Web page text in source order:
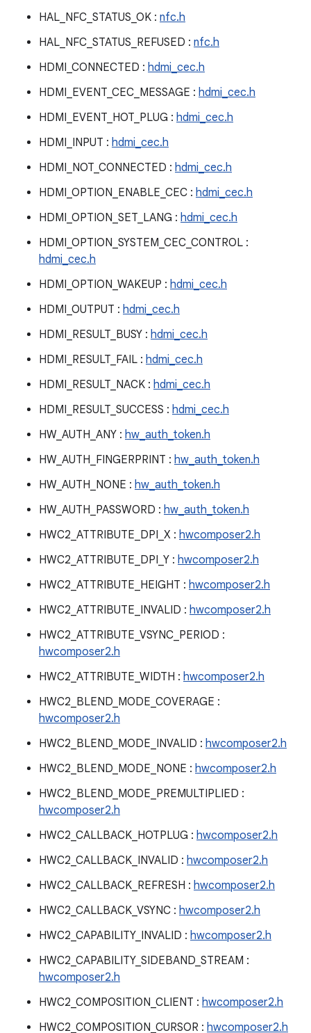
HAL_NFC_STATUS_OK : nfc.h
HAL_NFC_STATUS_REFUSED : nfc.h
HDMI_CONNECTED : hdmi_cec.h
HDMI_EVENT_CEC_MESSAGE : hdmi_cec.h
HDMI_EVENT_HOT_PLUG : hdmi_cec.h
HDMI_INPUT : hdmi_cec.h
HDMI_NOT_CONNECTED : hdmi_cec.h
HDMI_OPTION_ENABLE_CEC : hdmi_cec.h
HDMI_OPTION_SET_LANG : hdmi_cec.h
HDMI_OPTION_SYSTEM_CEC_CONTROL :
hdmi_cec.h
HDMI_OPTION_WAKEUP : hdmi_cec.h
HDMI_OUTPUT : hdmi_cec.h
HDMI_RESULT_BUSY : hdmi_cec.h
HDMI_RESULT_FAIL : hdmi_cec.h
HDMI_RESULT_NACK : hdmi_cec.h
HDMI_RESULT_SUCCESS : hdmi_cec.h
HW_AUTH_ANY : hw_auth_token.h
HW_AUTH_FINGERPRINT : hw_auth_token.h
HW_AUTH_NONE : hw_auth_token.h
HW_AUTH_PASSWORD : hw_auth_token.h
HWC2_ATTRIBUTE_DPI_X : hwcomposer2.h
HWC2_ATTRIBUTE_DPI_Y : hwcomposer2.h
HWC2_ATTRIBUTE_HEIGHT : hwcomposer2.h
HWC2_ATTRIBUTE_INVALID : hwcomposer2.h
HWC2_ATTRIBUTE_VSYNC_PERIOD :
hwcomposer2.h
HWC2_ATTRIBUTE_WIDTH : hwcomposer2.h
HWC2_BLEND_MODE_COVERAGE :
hwcomposer2.h
HWC2_BLEND_MODE_INVALID : hwcomposer2.h
HWC2_BLEND_MODE_NONE : hwcomposer2.h
HWC2_BLEND_MODE_PREMULTIPLIED :
hwcomposer2.h
HWC2_CALLBACK_HOTPLUG : hwcomposer2.h
HWC2_CALLBACK_INVALID : hwcomposer2.h
HWC2_CALLBACK_REFRESH : hwcomposer2.h
HWC2_CALLBACK_VSYNC : hwcomposer2.h
HWC2_CAPABILITY_INVALID : hwcomposer2.h
HWC2_CAPABILITY_SIDEBAND_STREAM :
hwcomposer2.h
HWC2_COMPOSITION_CLIENT : hwcomposer2.h
HWC2_COMPOSITION_CURSOR : hwcomposer2.h